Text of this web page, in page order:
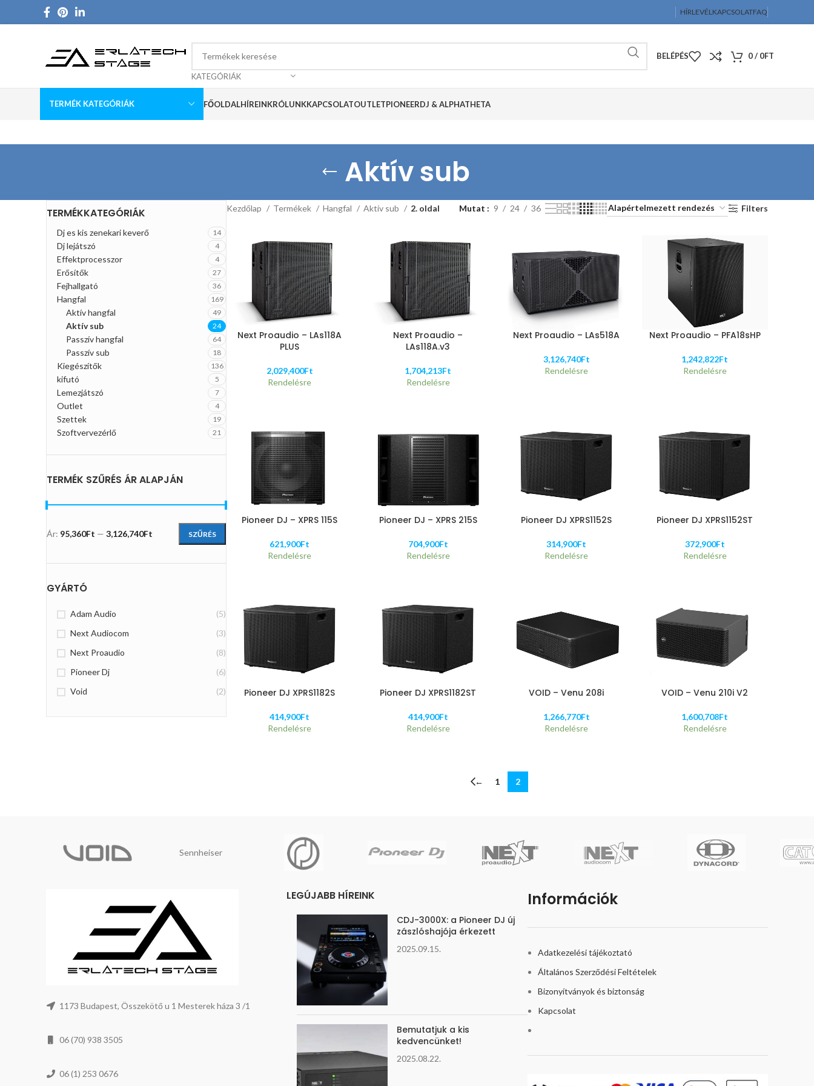
HÍRLEVÉLKAPCSOLATFAQ
KATEGÓRIÁK
BELÉPÉS 0/ 0FT
TERMÉK KATEGÓRIÁK FŐOLDALHÍREINKRÓLUNKKAPCSOLATOUTLETPIONEERDJ & ALPHATHETA
Aktív sub
TERMÉKKATEGÓRIÁK
Dj es kis zenekari keverő 14
Dj lejátszó 4
Effektprocesszor 4
Erősítők 27
Fejhallgató 36
Hangfal 169
Aktív hangfal 49
Aktív sub 24
Passzív hangfal 64
Passzív sub 18
Kiegészítők 136
kifutó 5
Lemezjátszó 7
Outlet 4
Szettek 19
Szoftvervezérlő 21
TERMÉK SZŰRÉS ÁR ALAPJÁN
SZŰRÉS
Ár: 95,360Ft — 3,126,740Ft
GYÁRTÓ
Adam Audio
(5)
Next Audiocom
(3)
Next Proaudio
(8)
Pioneer Dj
(6)
Void
(2)
Kezdőlap Termékek Hangfal Aktív sub 2. oldal Mutat 9 24 36 Filters
Next Proaudio – LAs118A
PLUS
2,029,400Ft
Rendelésre
Next Proaudio –
LAs118A.v3
1,704,213Ft
Rendelésre
Next Proaudio – LAs518A
3,126,740Ft
Rendelésre
Next Proaudio – PFA18sHP
1,242,822Ft
Rendelésre
Pioneer DJ – XPRS 115S
621,900Ft
Rendelésre
Pioneer DJ – XPRS 215S
704,900Ft
Rendelésre
Pioneer DJ XPRS1152S
314,900Ft
Rendelésre
Pioneer DJ XPRS1152ST
372,900Ft
Rendelésre
Pioneer DJ XPRS1182S
414,900Ft
Rendelésre
Pioneer DJ XPRS1182ST
414,900Ft
Rendelésre
VOID – Venu 208i
1,266,770Ft
Rendelésre
VOID – Venu 210i V2
1,600,708Ft
Rendelésre
← 1 2
Sennheiser
1173 Budapest, Összekötő u 1 Mesterek háza 3 /1
06 (70) 938 3505
06 (1) 253 0676
LEGÚJABB HÍREINK
CDJ-3000X: a Pioneer DJ új
zászlóshajója érkezett
2025.09.15.
Bemutatjuk a kis
kedvencünket!
2025.08.22.
Információk
Adatkezelési tájékoztató
Általános Szerződési Feltételek
Bizonyítványok és biztonság
Kapcsolat